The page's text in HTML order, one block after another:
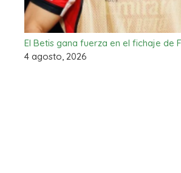
El Betis gana fuerza en el fichaje de
4 agosto, 2026